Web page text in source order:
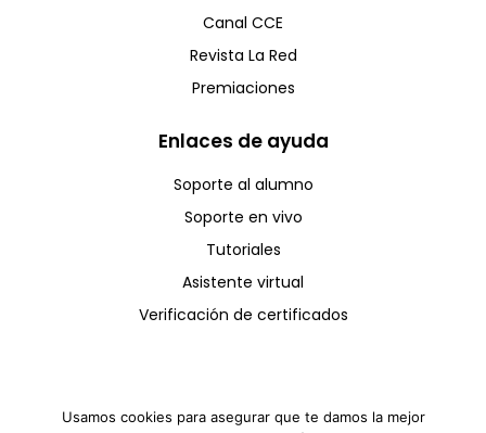
Canal CCE
Revista La Red
Premiaciones
Enlaces de ayuda
Soporte al alumno
Soporte en vivo
Tutoriales
Asistente virtual
Verificación de certificados
Usamos cookies para asegurar que te damos la mejor